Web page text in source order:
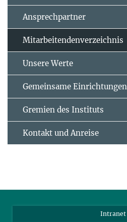
Ansprechpartner
Mitarbeitendenverzeichnis
Unsere Werte
Gemeinsame Einrichtungen
Gremien des Instituts
Kontakt und Anreise
Intranet